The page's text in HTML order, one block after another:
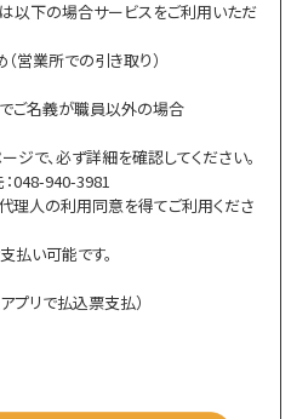
以下の場合サービスをご利用いただ
営業所での引き取り）
でご名義が職員以外の場合
ジで、必ず詳細を確認してください。
048-940-3981
理人の利用同意を得てご利用くださ
払い可能です。
プリで払込票支払）